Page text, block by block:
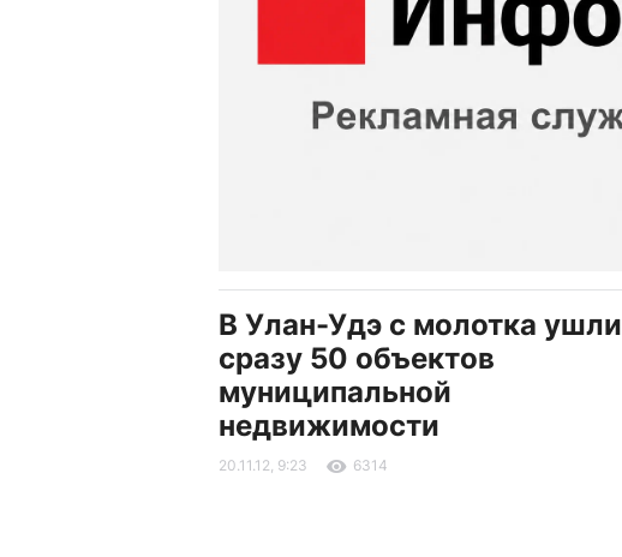
В Улан-Удэ с молотка ушли
сразу 50 объектов
муниципальной
недвижимости
20.11.12, 9:23 6314